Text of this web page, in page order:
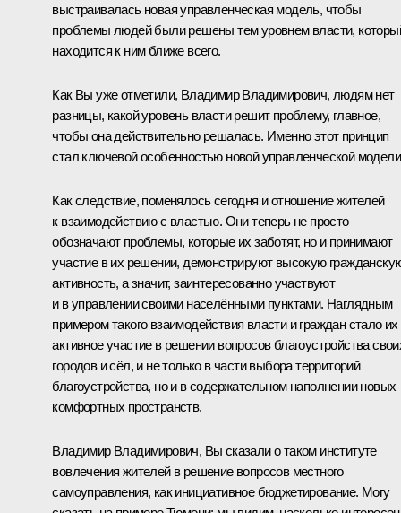
выстраивалась новая управленческая модель, чтобы
проблемы людей были решены тем уровнем власти,
находится к ним ближе всего.
Как Вы уже отметили, Владимир Владимирович, людям нет
разницы, какой уровень власти решит проблему, главное,
чтобы она действительно решалась. Именно этот принцип
стал ключевой особенностью новой управленческой
Как следствие, поменялось сегодня и отношение жителей
к взаимодействию с властью. Они теперь не просто
обозначают проблемы, которые их заботят, но и принимают
участие в их решении, демонстрируют высокую
активность, а значит, заинтересованно участвуют
и в управлении своими населёнными пунктами. Наглядным
примером такого взаимодействия власти и граждан стало их
активное участие в решении вопросов благоустройства
городов и сёл, и не только в части выбора территорий
благоустройства, но и в содержательном наполнении новых
комфортных пространств.
Владимир Владимирович, Вы сказали о таком институте
вовлечения жителей в решение вопросов местного
самоуправления, как инициативное бюджетирование. Могу